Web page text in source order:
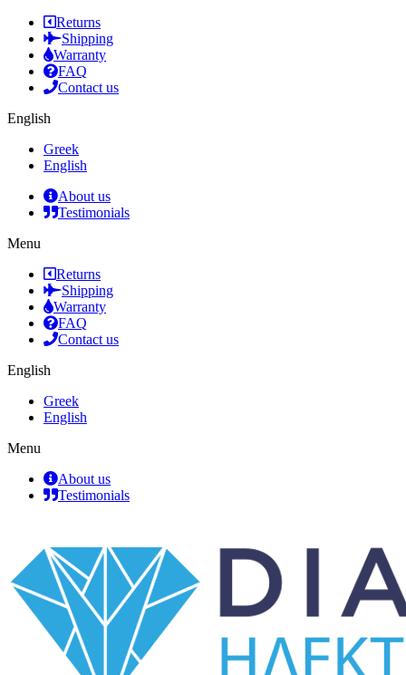
Returns
Shipping
Warranty
FAQ
Contact us
English
Greek
English
About us
Testimonials
Menu
Returns
Shipping
Warranty
FAQ
Contact us
English
Greek
English
Menu
About us
Testimonials